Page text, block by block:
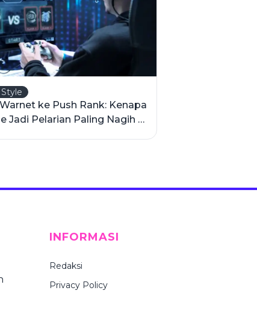
ke Push Rank: Kenapa
Jadi Pelarian Paling Nagih di
INFORMASI
Redaksi
Privacy Policy